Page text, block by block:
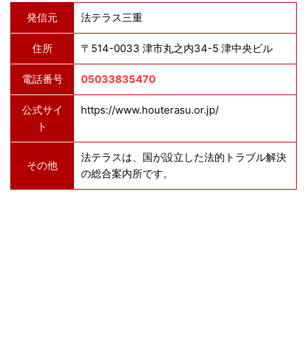
発信元 法テラス三重
住所 〒514-0033 津市丸之内34-5 津中央ビル
電話番号 05033835470
公式サイ
ト
https://www.houterasu.or.jp/
その他
法テラスは、国が設立した法的トラブル解決
の総合案内所です。